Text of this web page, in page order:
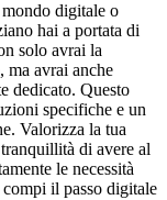
digitale o
hai a portata di
solo avrai la
ma avrai anche
dedicato. Questo
specifiche e un
Valorizza la tua
di avere al
le necessità
il passo digitale